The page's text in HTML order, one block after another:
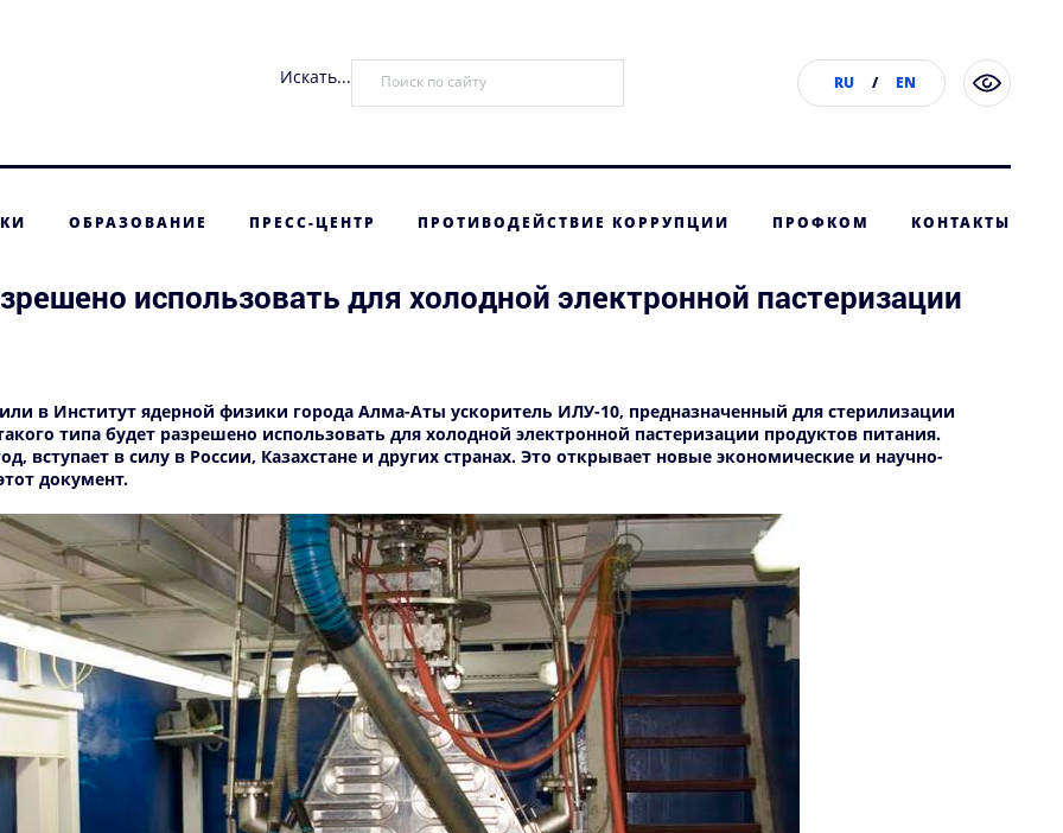
RU / EN
Искать...
ОБРАЗОВАНИЕ ПРЕСС-ЦЕНТР ПРОТИВОДЕЙСТВИЕ КОРРУПЦИИ ПРОФКОМ КОНТАКТЫ
использовать для холодной электронной пастеризации
в Институт ядерной физики города Алма-Аты ускоритель ИЛУ-10, предназначенный для стерилизации
типа будет разрешено использовать для холодной электронной пастеризации продуктов питания.
вступает в силу в России, Казахстане и других странах. Это открывает новые экономические и научно-
документ.